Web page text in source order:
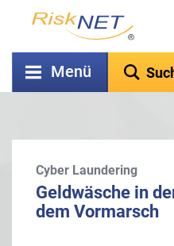
Menü
Cyber Laundering
Geldwäsche in
dem Vormarsch